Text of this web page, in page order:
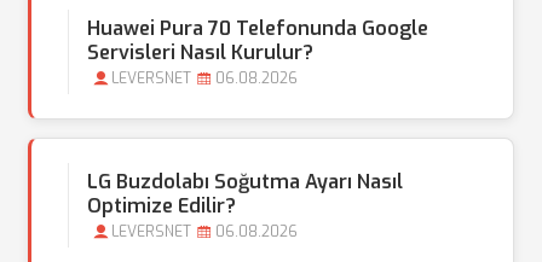
Huawei Pura 70 Telefonunda Google
Servisleri Nasıl Kurulur?
LEVERSNET 06.08.2026
LG Buzdolabı Soğutma Ayarı Nasıl
Optimize Edilir?
LEVERSNET 06.08.2026